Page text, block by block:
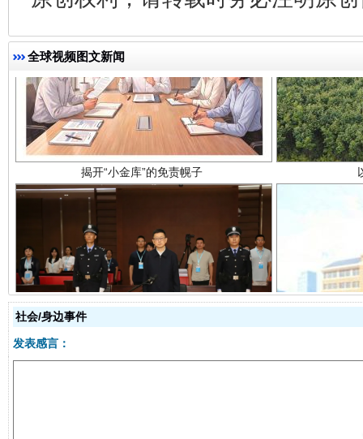
全球视频图文新闻
受贿1.44亿！段成刚被判无期
社会/身边事件
发表感言：